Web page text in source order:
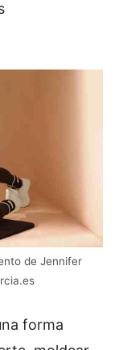
de Jennifer
forma